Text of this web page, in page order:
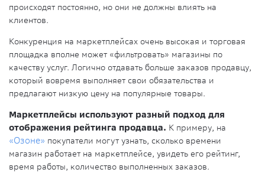
происходят постоянно, но они не должны влиять на
клиентов.
Конкуренция на маркетплейсах очень высокая и торговая
площадка вполне может «фильтровать» магазины по
качеству услуг. Логично отдавать больше заказов продавцу,
который вовремя выполняет свои обязательства и
предлагают низкую цену на популярные товары.
Маркетплейсы используют разный подход для
отображения рейтинга продавца. К примеру, на
«Озоне» покупатели могут узнать, сколько времени
магазин работает на маркетплейсе, увидеть его рейтинг,
время работы, количество выполненных заказов.